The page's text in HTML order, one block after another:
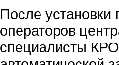
После установки
операторов
специалисты